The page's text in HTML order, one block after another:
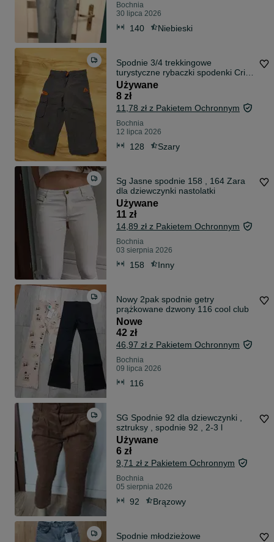
Bochnia
30 lipca 2026
140 Niebieski
Spodnie 3/4 trekkingowe
turystyczne rybaczki spodenki Crivit
122 128
Używane
8 zł
11,78 zł z Pakietem Ochronnym
Bochnia
12 lipca 2026
128 Szary
Sg Jasne spodnie 158 , 164 Zara
dla dziewczynki nastolatki
Używane
11 zł
14,89 zł z Pakietem Ochronnym
Bochnia
03 sierpnia 2026
158 Inny
Nowy 2pak spodnie getry
prążkowane dzwony 116 cool club
Nowe
42 zł
46,97 zł z Pakietem Ochronnym
Bochnia
09 lipca 2026
116
SG Spodnie 92 dla dziewczynki ,
sztruksy , spodnie 92 , 2-3 l
Używane
6 zł
9,71 zł z Pakietem Ochronnym
Bochnia
05 sierpnia 2026
92 Brązowy
Spodnie młodzieżowe